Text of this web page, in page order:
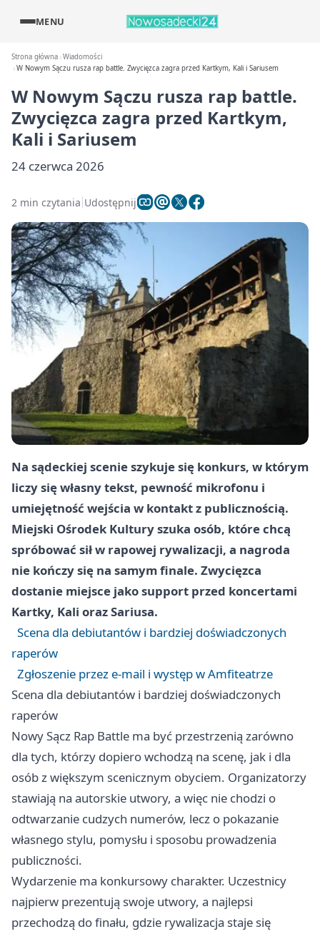
MENU
Strona główna Wiadomości
W Nowym Sączu rusza rap battle. Zwycięzca zagra przed Kartkym, Kali i Sariusem
W Nowym Sączu rusza rap battle.
Zwycięzca zagra przed Kartkym,
Kali i Sariusem
24 czerwca 2026
2 min czytania Udostępnij
Na sądeckiej scenie szykuje się konkurs, w którym
liczy się własny tekst, pewność mikrofonu i
umiejętność wejścia w kontakt z publicznością.
Miejski Ośrodek Kultury szuka osób, które chcą
spróbować sił w rapowej rywalizacji, a nagroda
nie kończy się na samym finale. Zwycięzca
dostanie miejsce jako support przed koncertami
Kartky, Kali oraz Sariusa.
Scena dla debiutantów i bardziej doświadczonych
raperów
Zgłoszenie przez e-mail i występ w Amfiteatrze
Scena dla debiutantów i bardziej doświadczonych
raperów
Nowy Sącz Rap Battle ma być przestrzenią zarówno
dla tych, którzy dopiero wchodzą na scenę, jak i dla
osób z większym scenicznym obyciem. Organizatorzy
stawiają na autorskie utwory, a więc nie chodzi o
odtwarzanie cudzych numerów, lecz o pokazanie
własnego stylu, pomysłu i sposobu prowadzenia
publiczności.
Wydarzenie ma konkursowy charakter. Uczestnicy
najpierw prezentują swoje utwory, a najlepsi
przechodzą do finału, gdzie rywalizacja staje się